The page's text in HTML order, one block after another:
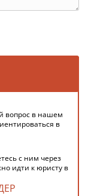
вопрос в нашем
в
с ним через
идти к юристу в